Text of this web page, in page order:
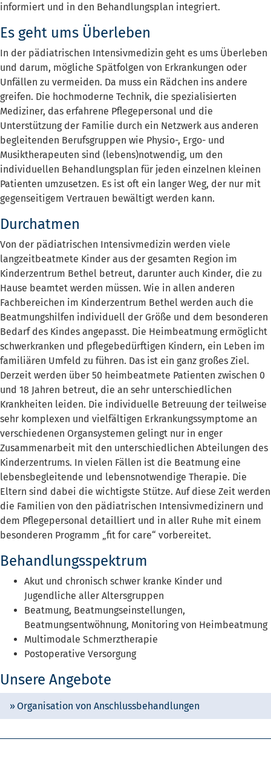
informiert und in den Behandlungsplan integriert.
Es geht ums Überleben
In der pädiatrischen Intensivmedizin geht es ums Überleben
und darum, mögliche Spätfolgen von Erkrankungen oder
Unfällen zu vermeiden. Da muss ein Rädchen ins andere
greifen. Die hochmoderne Technik, die spezialisierten
Mediziner, das erfahrene Pflegepersonal und die
Unterstützung der Familie durch ein Netzwerk aus anderen
begleitenden Berufsgruppen wie Physio-, Ergo- und
Musiktherapeuten sind (lebens)notwendig, um den
individuellen Behandlungsplan für jeden einzelnen kleinen
Patienten umzusetzen. Es ist oft ein langer Weg, der nur mit
gegenseitigem Vertrauen bewältigt werden kann.
Durchatmen
Von der pädiatrischen Intensivmedizin werden viele
langzeitbeatmete Kinder aus der gesamten Region im
Kinderzentrum Bethel betreut, darunter auch Kinder, die zu
Hause beamtet werden müssen. Wie in allen anderen
Fachbereichen im Kinderzentrum Bethel werden auch die
Beatmungshilfen individuell der Größe und dem besonderen
Bedarf des Kindes angepasst. Die Heimbeatmung ermöglicht
schwerkranken und pflegebedürftigen Kindern, ein Leben im
familiären Umfeld zu führen. Das ist ein ganz großes Ziel.
Derzeit werden über 50 heimbeatmete Patienten zwischen 0
und 18 Jahren betreut, die an sehr unterschiedlichen
Krankheiten leiden. Die individuelle Betreuung der teilweise
sehr komplexen und vielfältigen Erkrankungssymptome an
verschiedenen Organsystemen gelingt nur in enger
Zusammenarbeit mit den unterschiedlichen Abteilungen des
Kinderzentrums. In vielen Fällen ist die Beatmung eine
lebensbegleitende und lebensnotwendige Therapie. Die
Eltern sind dabei die wichtigste Stütze. Auf diese Zeit werden
die Familien von den pädiatrischen Intensivmedizinern und
dem Pflegepersonal detailliert und in aller Ruhe mit einem
besonderen Programm „fit for care“ vorbereitet.
Behandlungsspektrum
Akut und chronisch schwer kranke Kinder und
Jugendliche aller Altersgruppen
Beatmung, Beatmungseinstellungen,
Beatmungsentwöhnung, Monitoring von Heimbeatmung
Multimodale Schmerztherapie
Postoperative Versorgung
Unsere Angebote
Organisation von Anschlussbehandlungen